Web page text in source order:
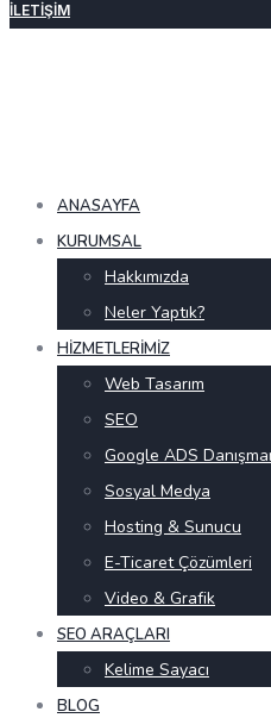
İLETIŞIM
ANASAYFA
KURUMSAL
Hakkımızda
Neler Yaptık?
HIZMETLERIMIZ
Web Tasarım
SEO
Google ADS
Sosyal Medya
Hosting & Sunucu
E-Ticaret Çözümleri
Video & Grafik
SEO ARAÇLARI
Kelime Sayacı
BLOG